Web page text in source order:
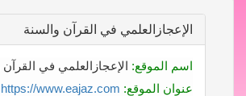
الإعجازالعلمي في القرآن والسنة
اسم الموقع: الإعجازالعلمي في القرآن
عنوان الموقع: https://www.eajaz.com